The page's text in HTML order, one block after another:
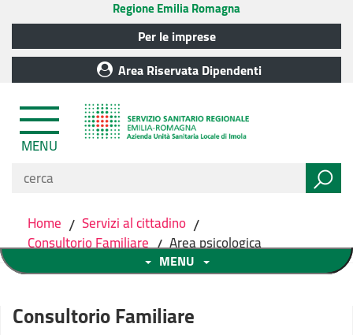
Regione Emilia Romagna
Per le imprese
Area Riservata Dipendenti
MENU
Home / Servizi al cittadino /
Consultorio Familiare / Area psicologica
MENU
Consultorio Familiare